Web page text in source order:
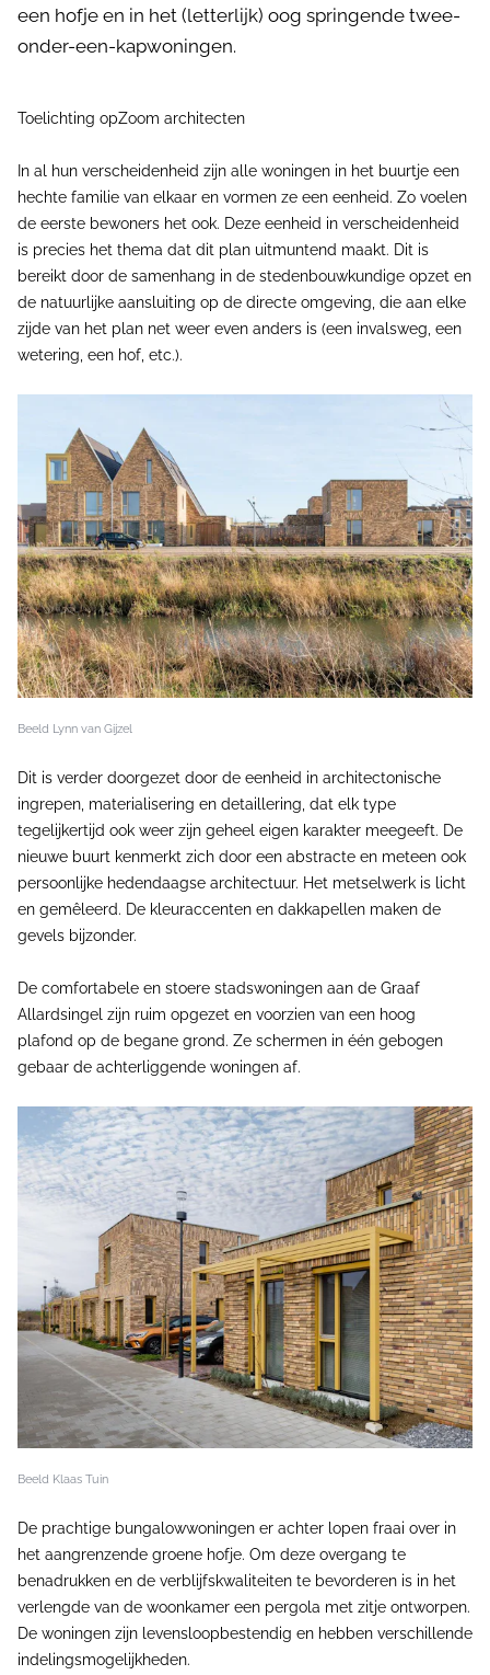
een hofje en in het (letterlijk) oog springende twee-
onder-een-kapwoningen.
Toelichting opZoom architecten
In al hun verscheidenheid zijn alle woningen in het buurtje een
hechte familie van elkaar en vormen ze een eenheid. Zo voelen
de eerste bewoners het ook. Deze eenheid in verscheidenheid
is precies het thema dat dit plan uitmuntend maakt. Dit is
bereikt door de samenhang in de stedenbouwkundige opzet en
de natuurlijke aansluiting op de directe omgeving, die aan elke
zijde van het plan net weer even anders is (een invalsweg, een
wetering, een hof, etc.).
Beeld Lynn van Gijzel
Dit is verder doorgezet door de eenheid in architectonische
ingrepen, materialisering en detaillering, dat elk type
tegelijkertijd ook weer zijn geheel eigen karakter meegeeft. De
nieuwe buurt kenmerkt zich door een abstracte en meteen ook
persoonlijke hedendaagse architectuur. Het metselwerk is licht
en gemêleerd. De kleuraccenten en dakkapellen maken de
gevels bijzonder.
De comfortabele en stoere stadswoningen aan de Graaf
Allardsingel zijn ruim opgezet en voorzien van een hoog
plafond op de begane grond. Ze schermen in één gebogen
gebaar de achterliggende woningen af.
Beeld Klaas Tuin
De prachtige bungalowwoningen er achter lopen fraai over in
het aangrenzende groene hofje. Om deze overgang te
benadrukken en de verblijfskwaliteiten te bevorderen is in het
verlengde van de woonkamer een pergola met zitje ontworpen.
De woningen zijn levensloopbestendig en hebben verschillende
indelingsmogelijkheden.